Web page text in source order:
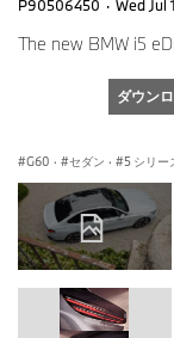
P90506450 · Wed Jul
The new BMW i5
ダウン
G60 · セダン · 5 シリー